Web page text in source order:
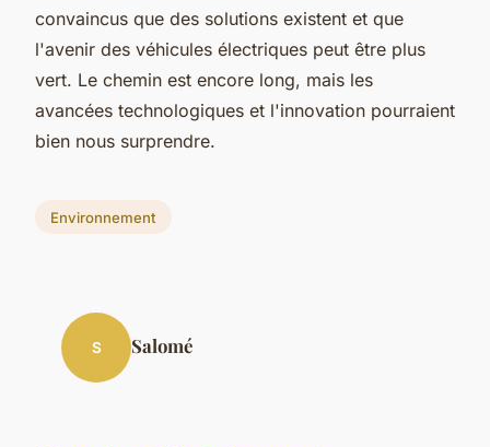
convaincus que des solutions existent et que
l'avenir des véhicules électriques peut être plus
vert. Le chemin est encore long, mais les
avancées technologiques et l'innovation pourraient
bien nous surprendre.
Environnement
S Salomé